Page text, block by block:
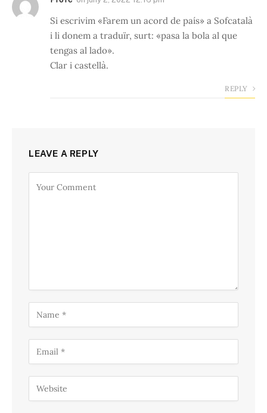
Si escrivim «Farem un acord de país» a Sofcatalà
i li donem a traduïr, surt: «pasa la bola al que
tengas al lado».
Clar i castellà.
REPLY
LEAVE A REPLY